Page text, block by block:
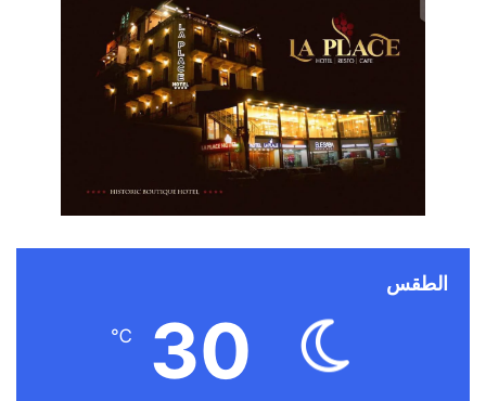
الطقس
30
℃